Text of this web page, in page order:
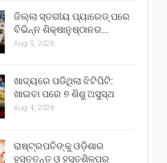
ଜିଲ୍ଲା ସ୍ତରୀୟ ପ୍ୟାରେଡ୍ ପରେ
ବିଭିନ୍ନ ଶିକ୍ଷାନୁଷ୍ଠାନର…
Aug 5, 2026
ଖାଦ୍ୟରେ ପଡିଥିଲା ଝିଟିପିଟି:
ଖାଇବା ପରେ ୭ ଶିଶୁ ଅସୁସ୍ଥ
Aug 4, 2026
ରାଷ୍ଟ୍ରପତିଙ୍କୁ ଓଡ଼ିଶାର
ହସ୍ତତନ୍ତ ଓ ହସ୍ତଶିଳ୍ପର